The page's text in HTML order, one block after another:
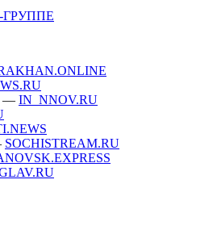
— IN_NNOV.RU
SOCHISTREAM.RU